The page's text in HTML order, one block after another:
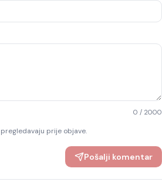
0 / 2000
prije objave.
Pošalji komentar